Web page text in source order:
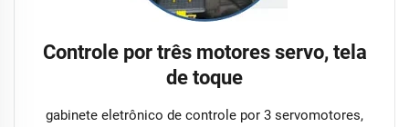
Controle por três motores servo, tela
de toque
gabinete eletrônico de controle por 3 servomotores,